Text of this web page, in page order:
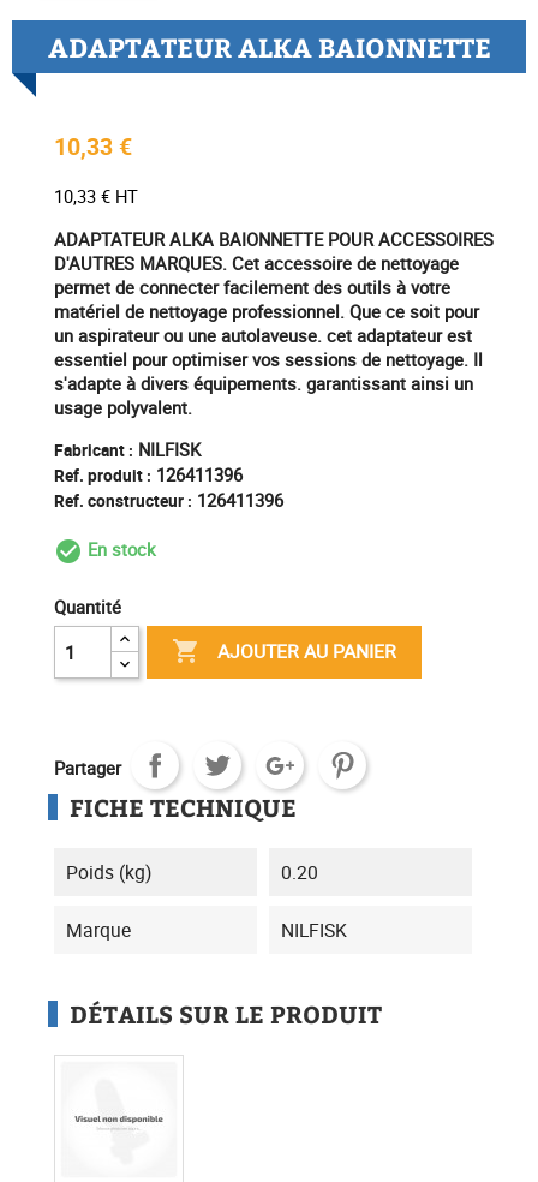
ADAPTATEUR ALKA BAIONNETTE
10,33 €
10,33 € HT
ADAPTATEUR ALKA BAIONNETTE POUR ACCESSOIRES
D'AUTRES MARQUES. Cet accessoire de nettoyage
permet de connecter facilement des outils à votre
matériel de nettoyage professionnel. Que ce soit pour
un aspirateur ou une autolaveuse. cet adaptateur est
essentiel pour optimiser vos sessions de nettoyage. Il
s'adapte à divers équipements. garantissant ainsi un
usage polyvalent.
Fabricant : NILFISK
Ref. produit : 126411396
Ref. constructeur : 126411396
check_circle_outline
En stock
Quantité
 AJOUTER AU PANIER
Partager
FICHE TECHNIQUE
Poids (kg) 0.20
Marque NILFISK
DÉTAILS SUR LE PRODUIT